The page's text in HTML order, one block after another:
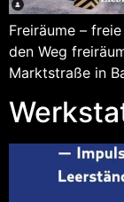
Freiräume –
den Weg
Marktstraße in